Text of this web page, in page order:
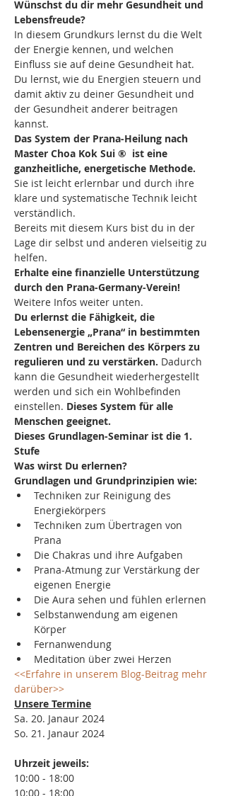
Wünschst du dir mehr Gesundheit und
Lebensfreude?
In diesem Grundkurs lernst du die Welt
der Energie kennen, und welchen
Einfluss sie auf deine Gesundheit hat.
Du lernst, wie du Energien steuern und
damit aktiv zu deiner Gesundheit und
der Gesundheit anderer beitragen
kannst.
Das System der Prana-Heilung nach
Master Choa Kok Sui ®  ist eine
ganzheitliche, energetische Methode.
Sie ist leicht erlernbar und durch ihre
klare und systematische Technik leicht
verständlich.
Bereits mit diesem Kurs bist du in der
Lage dir selbst und anderen vielseitig zu
helfen.
Erhalte eine finanzielle Unterstützung
durch den Prana-Germany-Verein!
Weitere Infos weiter unten.
Du erlernst die Fähigkeit, die
Lebensenergie „Prana“ in bestimmten
Zentren und Bereichen des Körpers zu
regulieren und zu verstärken. Dadurch
kann die Gesundheit wiederhergestellt
werden und sich ein Wohlbefinden
einstellen. Dieses System für alle
Menschen geeignet.
Dieses Grundlagen-Seminar ist die 1.
Stufe
Was wirst Du erlernen?
Grundlagen und Grundprinzipien wie:
Techniken zur Reinigung des
Energiekörpers
Techniken zum Übertragen von
Prana
Die Chakras und ihre Aufgaben
Prana-Atmung zur Verstärkung der
eigenen Energie
Die Aura sehen und fühlen erlernen
Selbstanwendung am eigenen
Körper
Fernanwendung
Meditation über zwei Herzen​
<<Erfahre in unserem Blog-Beitrag mehr
darüber>>
Unsere Termine
Sa. 20. Janaur 2024
So. 21. Janaur 2024
Uhrzeit jeweils:
10:00 - 18:00
10:00 - 18:00